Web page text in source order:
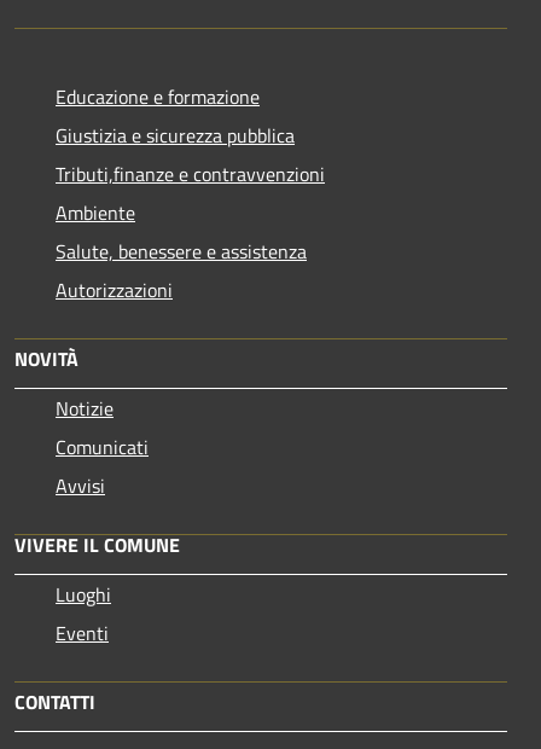
Educazione e formazione
Giustizia e sicurezza pubblica
Tributi,finanze e contravvenzioni
Ambiente
Salute, benessere e assistenza
Autorizzazioni
NOVITÀ
Notizie
Comunicati
Avvisi
VIVERE IL COMUNE
Luoghi
Eventi
CONTATTI